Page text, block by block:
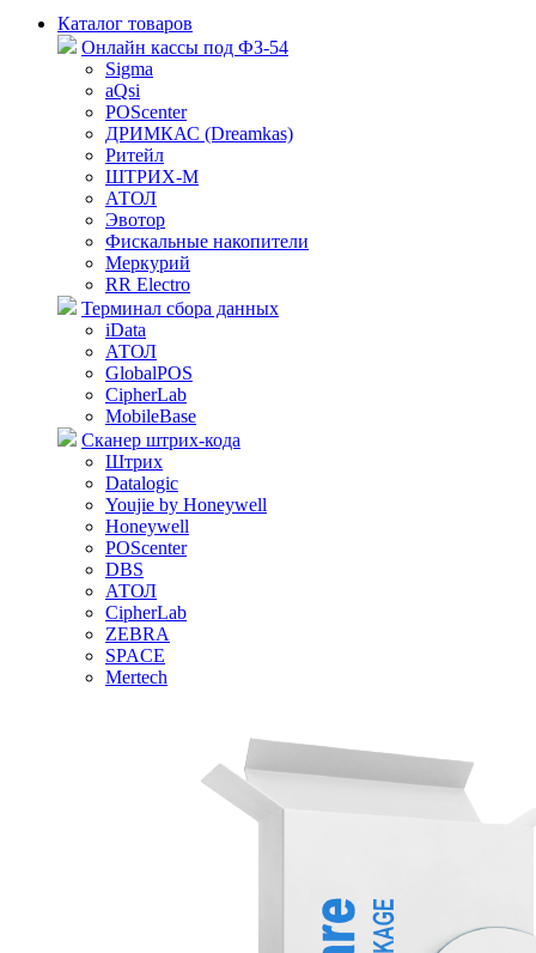
Каталог товаров
Онлайн кассы под ФЗ-54
Sigma
aQsi
POScenter
ДРИМКАС (Dreamkas)
Ритейл
ШТРИХ-М
АТОЛ
Эвотор
Фискальные накопители
Меркурий
RR Electro
Терминал сбора данных
iData
АТОЛ
GlobalPOS
CipherLab
MobileBase
Сканер штрих-кода
Штрих
Datalogic
Youjie by Honeywell
Honeywell
POScenter
DBS
АТОЛ
CipherLab
ZEBRA
SPACE
Mertech